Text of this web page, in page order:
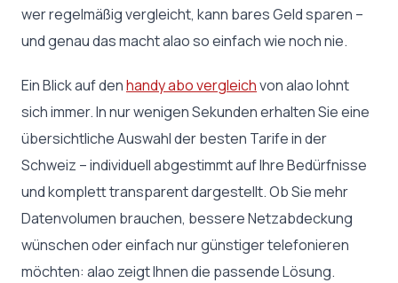
wer regelmäßig vergleicht, kann bares Geld sparen –
und genau das macht alao so einfach wie noch nie.
Ein Blick auf denhandy abo vergleichvon alao lohnt
sich immer. In nur wenigen Sekunden erhalten Sie eine
übersichtliche Auswahl der besten Tarife in der
Schweiz – individuell abgestimmt auf Ihre Bedürfnisse
und komplett transparent dargestellt. Ob Sie mehr
Datenvolumen brauchen, bessere Netzabdeckung
wünschen oder einfach nur günstiger telefonieren
möchten: alao zeigt Ihnen die passende Lösung.